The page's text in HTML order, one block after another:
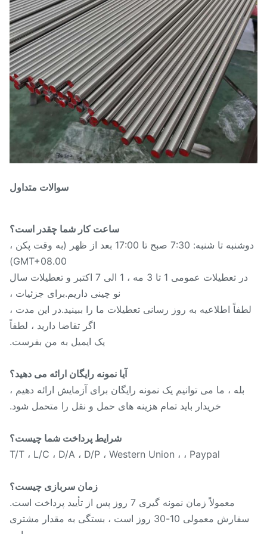
سوالات متداول
ساعت کار شما چقدر است؟
دوشنبه تا شنبه: 7:30 صبح تا 17:00 بعد از ظهر (به وقت پکن ،
GMT+08.00)
در تعطیلات عمومی 1 تا 3 مه ، 1 الی 7 اکتبر و تعطیلات سال
نو چینی داریم.برای جزئیات ،
اطلاعیه به روز رسانی تعطیلات ما را ببینید.در این مدت ،
اگر تقاضا دارید ، لطفاً
یک ایمیل به من بفرست.
آیا نمونه رایگان ارائه می دهید؟
بله ، ما می توانیم یک نمونه رایگان برای آزمایش ارائه دهیم ،
خریدار باید تمام هزینه های حمل و نقل را متحمل شود.
شرایط پرداخت شما چیست؟
T/T ، L/C ، D/A ، D/P ، Western Union ، ، Paypal
زمان سربازی چیست؟
معمولاً زمان نمونه گیری 7 روز پس از تأیید پرداخت است.
سفارش معمولی 10-30 روز است ، بستگی به مقدار مشتری